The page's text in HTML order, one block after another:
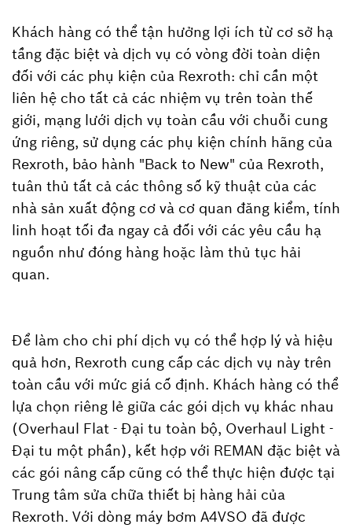
Khách hàng có thể tận hưởng lợi ích từ cơ sở hạ
tầng đặc biệt và dịch vụ có vòng đời toàn diện
đối với các phụ kiện của Rexroth: chỉ cần một
liên hệ cho tất cả các nhiệm vụ trên toàn thế
giới, mạng lưới dịch vụ toàn cầu với chuỗi cung
ứng riêng, sử dụng các phụ kiện chính hãng của
Rexroth, bảo hành "Back to New" của Rexroth,
tuân thủ tất cả các thông số kỹ thuật của các
nhà sản xuất động cơ và cơ quan đăng kiểm, tính
linh hoạt tối đa ngay cả đối với các yêu cầu hạ
nguồn như đóng hàng hoặc làm thủ tục hải
quan.
Để làm cho chi phí dịch vụ có thể hợp lý và hiệu
quả hơn, Rexroth cung cấp các dịch vụ này trên
toàn cầu với mức giá cố định. Khách hàng có thể
lựa chọn riêng lẻ giữa các gói dịch vụ khác nhau
(Overhaul Flat - Đại tu toàn bộ, Overhaul Light -
Đại tu một phần), kết hợp với REMAN đặc biệt và
các gói nâng cấp cũng có thể thực hiện được tại
Trung tâm sửa chữa thiết bị hàng hải của
Rexroth. Với dòng máy bơm A4VSO đã được